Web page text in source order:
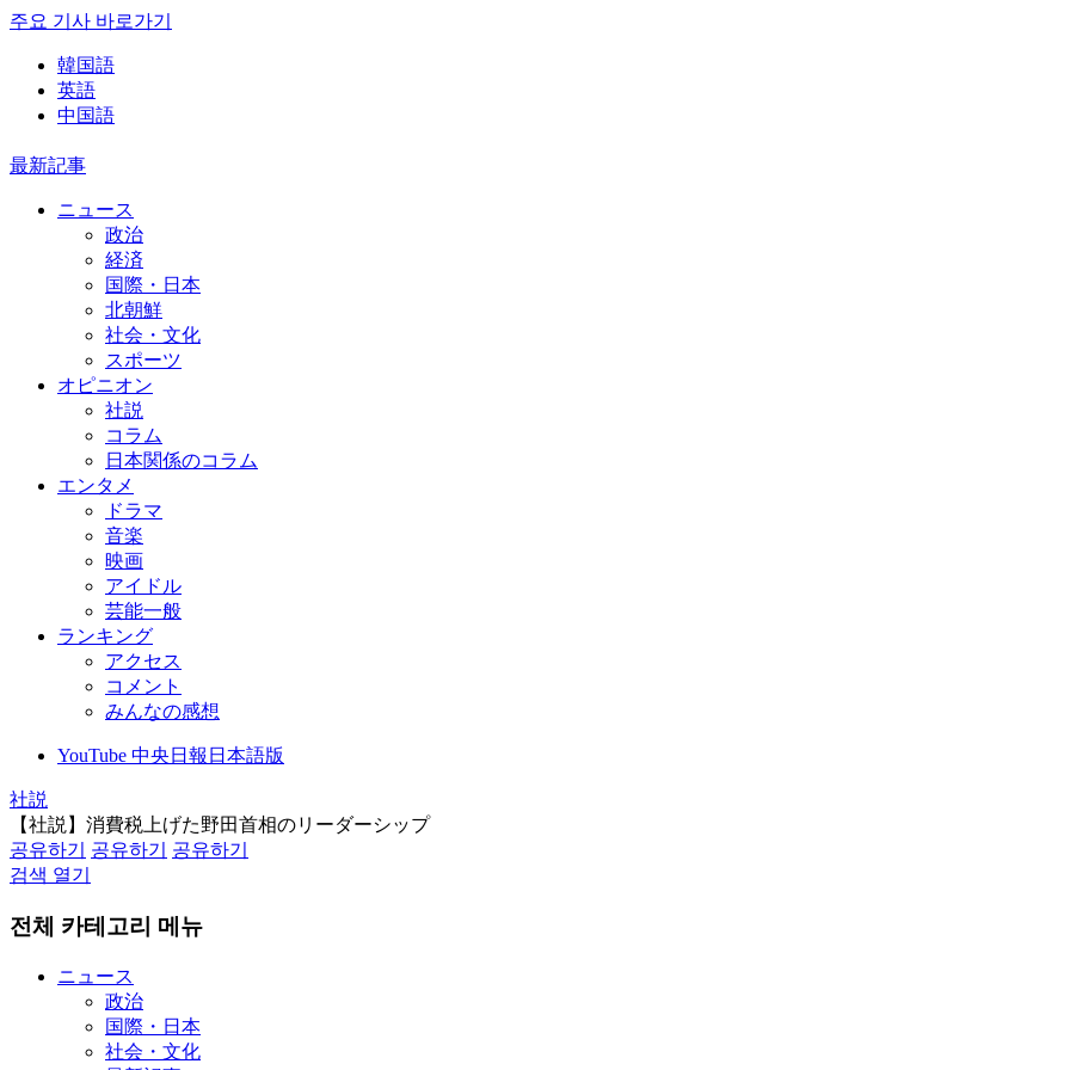
주요 기사 바로가기
韓国語
英語
中国語
最新記事
ニュース
政治
経済
国際・日本
北朝鮮
社会・文化
スポーツ
オピニオン
社説
コラム
日本関係のコラム
エンタメ
ドラマ
音楽
映画
アイドル
芸能一般
ランキング
アクセス
コメント
みんなの感想
YouTube 中央日報日本語版
社説
【社説】消費税上げた野田首相のリーダーシップ
공유하기
공유하기
공유하기
검색 열기
전체 카테고리 메뉴
ニュース
政治
国際・日本
社会・文化